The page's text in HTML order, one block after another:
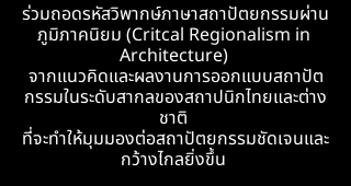
ร่วมถอดรหัสวิพากษ์ภาษาสถาปัตยกรรมผ่าน
ภูมิภาคนิยม (Critcal Regionalism in
Architecture)
จากแนวคิดและผลงานการออกแบบสถาปัต
กรรมในระดับสากลของสถาปนิกไทยและต่าง
ชาติ
ที่จะทำให้มุมมองต่อสถาปัตยกรรมชัดเจนและ
กว้างไกลยิ่งขึ้น